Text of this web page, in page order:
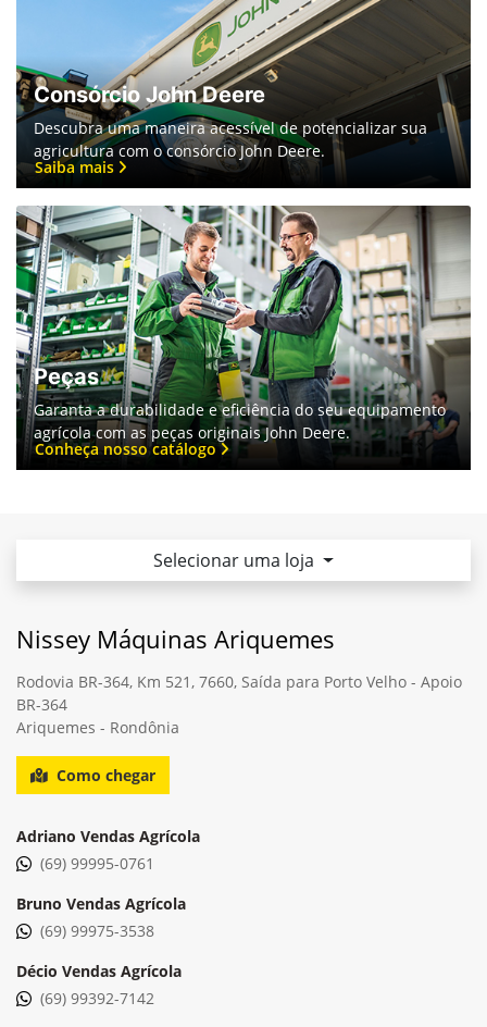
Consórcio John Deere
Descubra uma maneira acessível de potencializar sua
agricultura com o consórcio John Deere.
Saiba mais
Peças
Garanta a durabilidade e eficiência do seu equipamento
agrícola com as peças originais John Deere.
Conheça nosso catálogo
Selecionar uma loja
Nissey Máquinas Ariquemes
Rodovia BR-364, Km 521, 7660, Saída para Porto Velho - Apoio
BR-364
Ariquemes - Rondônia
Como chegar
Adriano Vendas Agrícola
(69) 99995-0761
Bruno Vendas Agrícola
(69) 99975-3538
Décio Vendas Agrícola
(69) 99392-7142